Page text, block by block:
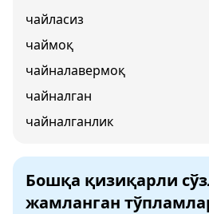
чайласиз
чаймоқ
чайналавермоқ
чайналган
чайналганлик
Бошқа қизиқарли
жамланган